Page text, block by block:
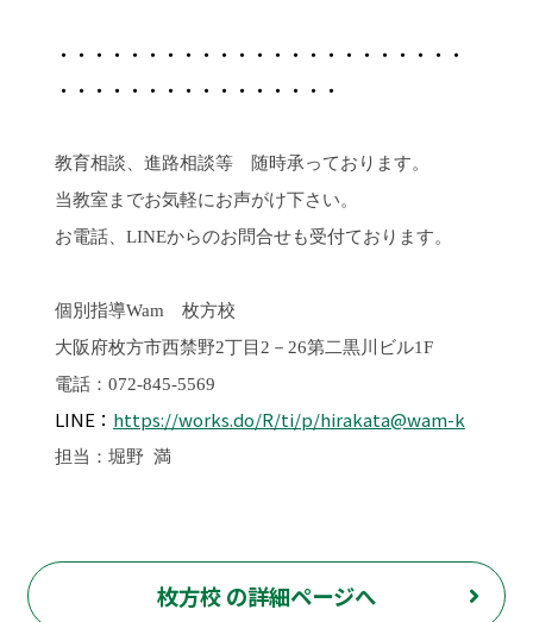
・・・・・・・・・・・・・・・・・・・・・・・
・・・・・・・・・・・・・・・・
教育相談、進路相談等 随時承っております。
当教室までお気軽にお声がけ下さい。
お電話、LINEからのお問合せも受付ております。
個別指導Wam 枚方校
大阪府枚方市西禁野2丁目2－26第二黒川ビル1F
電話：072-845-5569
LINE： https://works.do/R/ti/p/hirakata@wam-k
担当：堀野 満
枚方校 の詳細ページへ